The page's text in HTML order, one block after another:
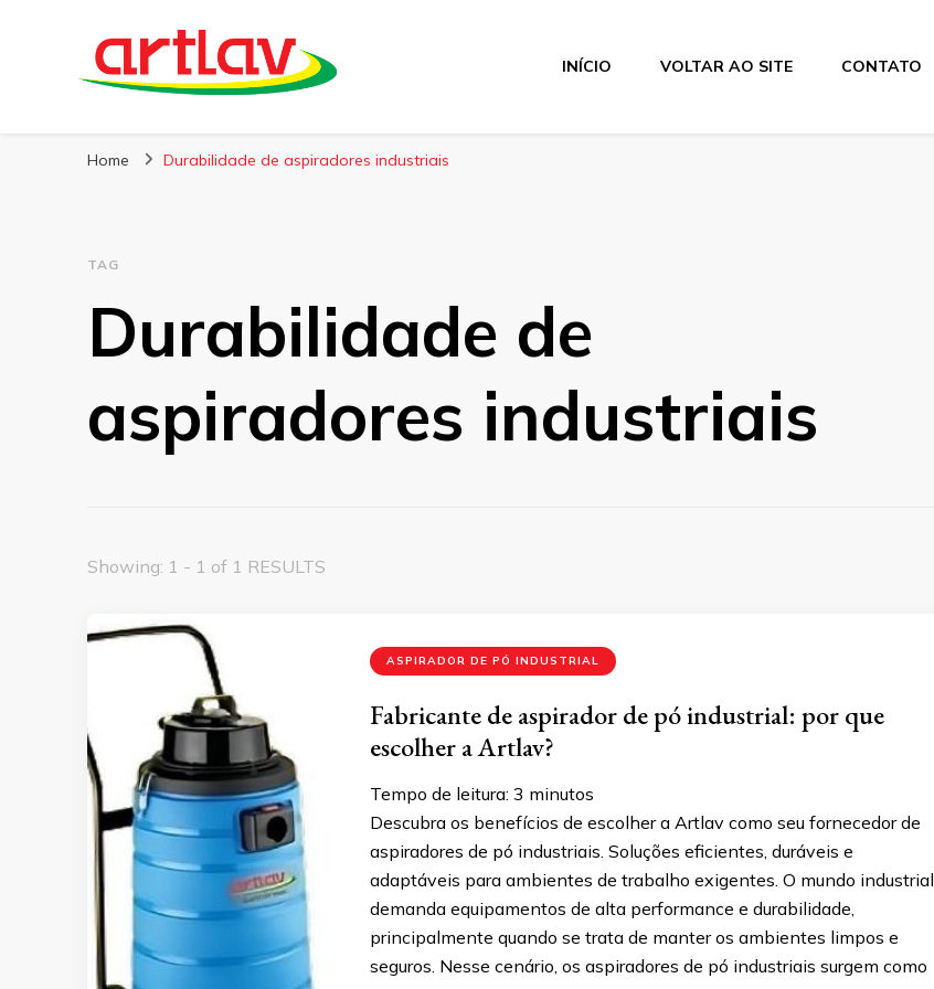
Blog
INÍCIO VOLTAR AO SITE CONTATO
Home Durabilidade de aspiradores industriais
TAG
Durabilidade de
aspiradores industriais
Showing: 1 - 1 of 1 RESULTS
ASPIRADOR DE PÓ INDUSTRIAL
Fabricante de aspirador de pó industrial: por que
escolher a Artlav?
Tempo de leitura: 3 minutos
Descubra os benefícios de escolher a Artlav como seu fornecedor de
aspiradores de pó industriais. Soluções eficientes, duráveis e
adaptáveis para ambientes de trabalho exigentes. O mundo industrial
demanda equipamentos de alta performance e durabilidade,
principalmente quando se trata de manter os ambientes limpos e
seguros. Nesse cenário, os aspiradores de pó industriais surgem como